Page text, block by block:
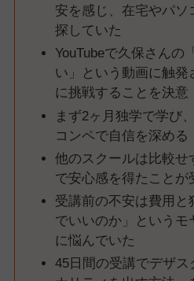
安を感じ、在宅やパソ
探していた
YouTubeで久保さんの
い」という動画に触発
に挑戦することを決意
まず2ヶ月独学で学び
コンペで自信を深める
他のスクールは比較せ
で安心感を得たことが
受講前の不安は費用
でいいのか」というモ
に悩んでいた
45日間の受講でデザ